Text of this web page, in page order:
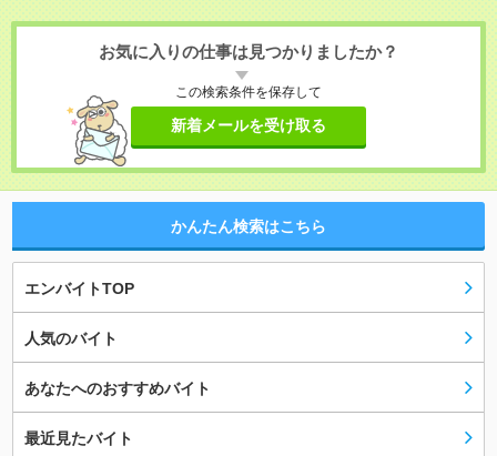
お気に入りの仕事は見つかりましたか？
この検索条件を保存して
新着メールを受け取る
かんたん検索はこちら
エンバイトTOP
人気のバイト
あなたへのおすすめバイト
最近見たバイト